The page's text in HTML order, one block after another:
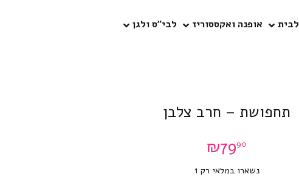
לבית אופנה ואקססוריז
לבי”ס ולגן
תחפושת – חרב צלבן
₪7990
נשארו במלאי רק 1